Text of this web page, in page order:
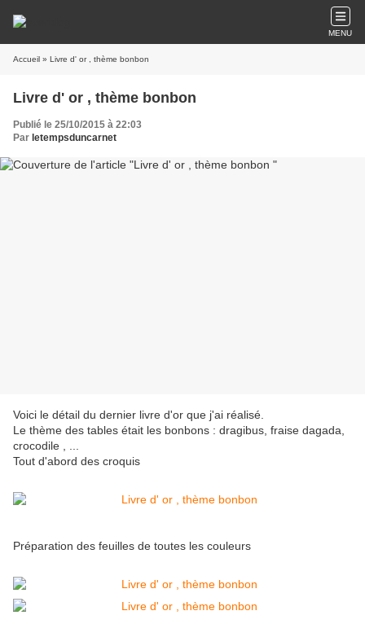
MENU
Accueil » Livre d' or , thème bonbon
Livre d' or , thème bonbon
Publié le 25/10/2015 à 22:03
Par letempsduncarnet
Voici le détail du dernier livre d'or que j'ai réalisé.
Le thème des tables était les bonbons : dragibus, fraise dagada,
crocodile , ...
Tout d'abord des croquis
Préparation des feuilles de toutes les couleurs